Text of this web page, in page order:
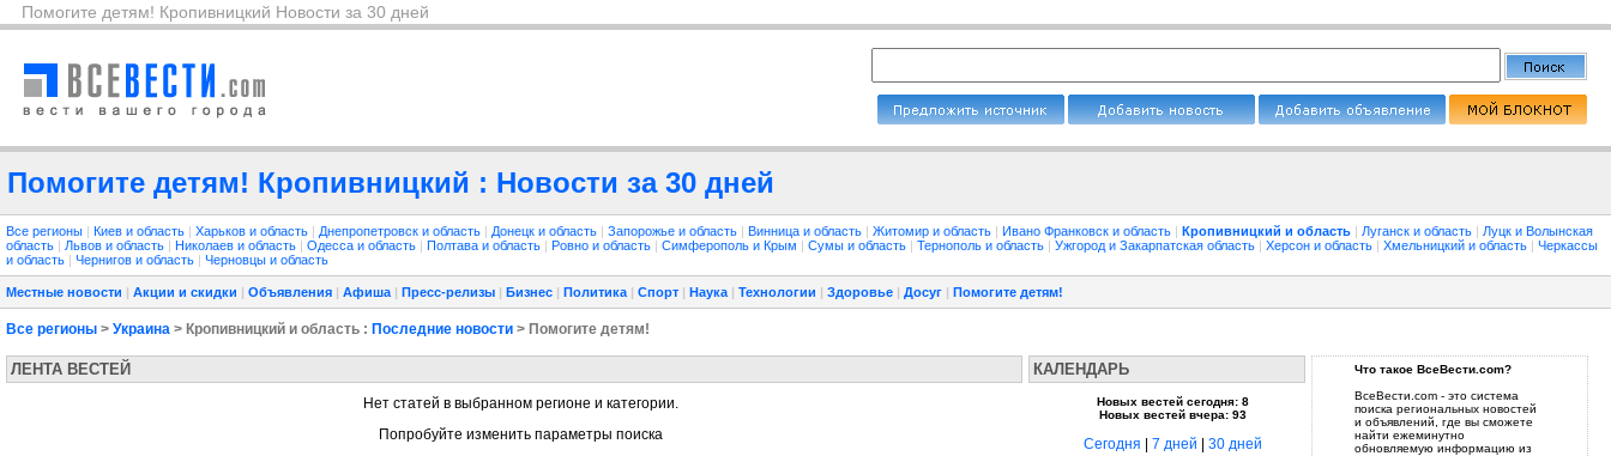
Помогите детям! Кропивницкий Новости за 30 дней
Помогите детям! Кропивницкий : Новости за 30 дней
Все регионы | Киев и область | Харьков и область | Днепропетровск и область | Донецк и область | Запорожье и область | Винница и область | Житомир и область | Ивано Франковск и область | Кропивницкий и область | Луганск и область | Луцк и Волынская
область | Львов и область | Николаев и область | Одесса и область | Полтава и область | Ровно и область | Симферополь и Крым | Сумы и область | Тернополь и область | Ужгород и Закарпатская область | Херсон и область | Хмельницкий и область | Черкассы
и область | Чернигов и область | Черновцы и область
Местные новости | Акции и скидки | Объявления | Афиша | Пресс-релизы | Бизнес | Политика | Спорт | Наука | Технологии | Здоровье | Досуг | Помогите детям!
Все регионы > Украина > Кропивницкий и область : Последние новости > Помогите детям!
ЛЕНТА ВЕСТЕЙ
Нет статей в выбранном регионе и категории.
Попробуйте изменить параметры поиска
КАЛЕНДАРЬ
Новых вестей сегодня: 8
Новых вестей вчера: 93
Сегодня 7 дней 30 дней
Что такое ВсеВести.com?
ВсеВести.com - это система
поиска региональных новостей
и объявлений, где вы сможете
найти ежеминутно
обновляемую информацию из